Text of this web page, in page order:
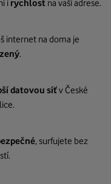
i rychlost na vaší adrese.
internet na doma je
.
datovou síťv České
, surfujete bez